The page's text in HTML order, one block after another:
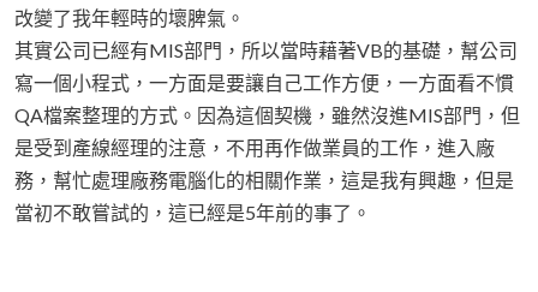
改變了我年輕時的壞脾氣。
其實公司已經有MIS部門，所以當時藉著VB的基礎，幫公司
寫一個小程式，一方面是要讓自己工作方便，一方面看不慣
QA檔案整理的方式。因為這個契機，雖然沒進MIS部門，但
是受到產線經理的注意，不用再作做業員的工作，進入廠
務，幫忙處理廠務電腦化的相關作業，這是我有興趣，但是
當初不敢嘗試的，這已經是5年前的事了。